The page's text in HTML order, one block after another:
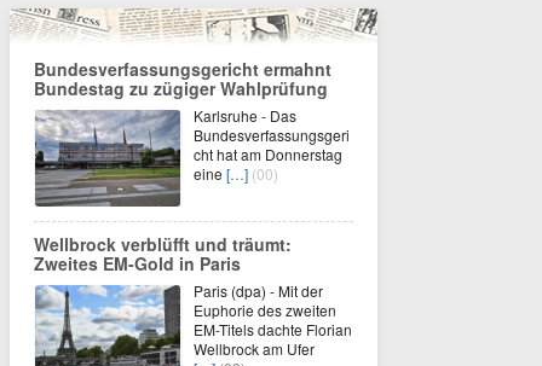
Bundesverfassungsgericht ermahnt
Bundestag zu zügiger Wahlprüfung
Karlsruhe - Das
Bundesverfassungsgeri
cht hat am Donnerstag
eine […] (00)
Wellbrock verblüfft und träumt:
Zweites EM-Gold in Paris
Paris (dpa) - Mit der
Euphorie des zweiten
EM-Titels dachte Florian
Wellbrock am Ufer